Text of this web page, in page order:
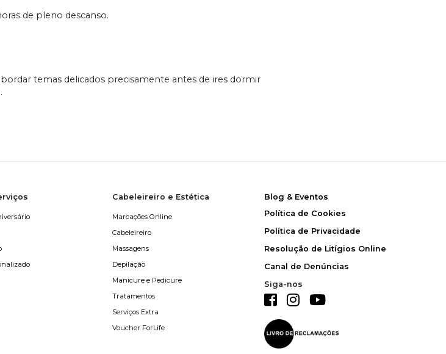
de pleno descanso.
temas delicados precisamente antes de ires dormir
Cabeleireiro e Estética
Marcações Online
Cabeleireiro
Massagens
Depilação
Manicure e Pedicure
Tratamentos
Serviços Extra
Voucher ForLife
Blog & Eventos
Política de Cookies
Política de Privacidade
Resolução de Litígios Online
Canal de Denúncias
Siga-nos